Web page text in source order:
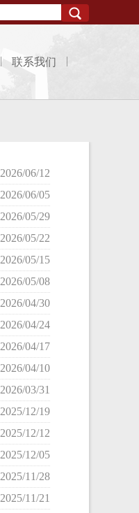
联系我们
2026/06/12
2026/06/05
2026/05/29
2026/05/22
2026/05/15
2026/05/08
2026/04/30
2026/04/24
2026/04/17
2026/04/10
2026/03/31
2025/12/19
2025/12/12
2025/12/05
2025/11/28
2025/11/21